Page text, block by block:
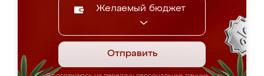
Желаемый бюджет
Отправить